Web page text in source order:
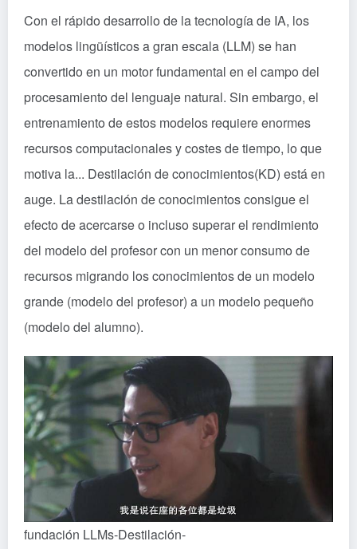
Con el rápido desarrollo de la tecnología de IA, los
modelos lingüísticos a gran escala (LLM) se han
convertido en un motor fundamental en el campo del
procesamiento del lenguaje natural. Sin embargo, el
entrenamiento de estos modelos requiere enormes
recursos computacionales y costes de tiempo, lo que
motiva la... Destilación de conocimientos(KD) está en
auge. La destilación de conocimientos consigue el
efecto de acercarse o incluso superar el rendimiento
del modelo del profesor con un menor consumo de
recursos migrando los conocimientos de un modelo
grande (modelo del profesor) a un modelo pequeño
(modelo del alumno).
fundación LLMs-Destilación-